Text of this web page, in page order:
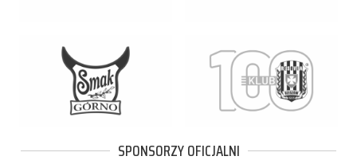
SPONSORZY OFICJALNI